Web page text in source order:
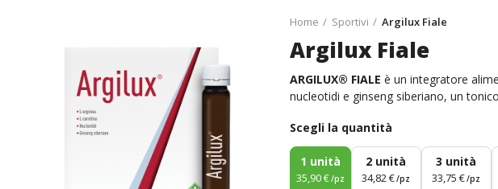
Home Sportivi Argilux Fiale
Argilux Fiale
ARGILUX® FIALE è un integratore
nucleotidi e ginseng siberiano, un
Scegli la quantità
1 unità
35,90 €/pz
2 unità
34,82 €/pz
3 unità
33,75 €/pz